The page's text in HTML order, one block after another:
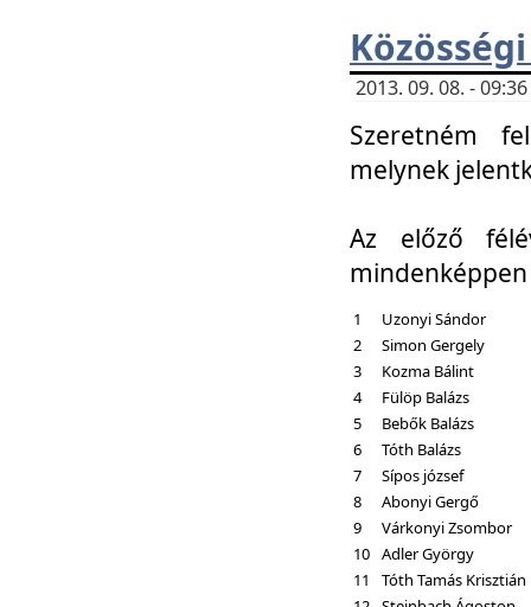
2013. 09. 08. -
Szeretném
melynek
Az előző
1
Uzonyi Sándor
2
Simon Gergely
3
Kozma Bálint
4
Fülöp Balázs
5
Bebők Balázs
6
Tóth Balázs
7
Sípos józsef
8
Abonyi Gergő
9
Várkonyi Zsombor
10 Adler György
11
Tóth Tamás Krisztián